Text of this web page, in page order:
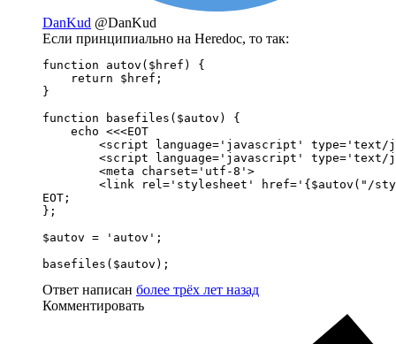
DanKud @DanKud
Если принципиально на Heredoc, то так:
function autov($href) {
    return $href;
}
function basefiles($autov) {
    echo <<<EOT
<script language='javascript'
<script language='javascript'
        <meta charset='utf-8'>
<link rel='stylesheet' href='{$autov("/
EOT;
};
$autov = 'autov';
basefiles($autov);
Ответ написан более трёх лет назад
Комментировать